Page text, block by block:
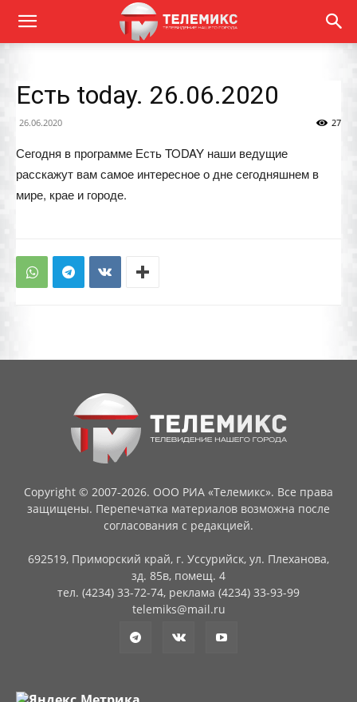
Есть today. 26.06.2020
26.06.2020 27
Сегодня в программе Есть TODAY наши ведущие
расскажут вам самое интересное о дне сегодняшнем в
мире, крае и городе.
Copyright © 2007-2026. ООО РИА «Телемикс». Все права
защищены. Перепечатка материалов возможна после
согласования с редакцией.
692519, Приморский край, г. Уссурийск, ул. Плеханова,
зд. 85в, помещ. 4
тел. (4234) 33-72-74, реклама (4234) 33-93-99
telemiks@mail.ru